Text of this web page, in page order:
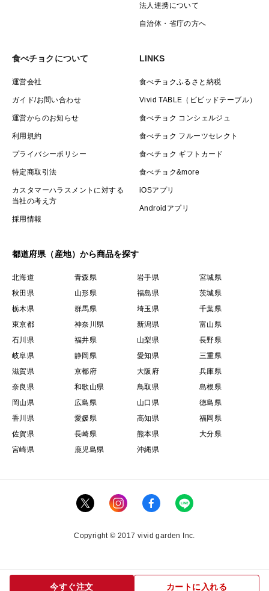
今すぐ注文 カートに入れる
法人連携について
自治体・省庁の方へ
食べチョクについて
運営会社
ガイド/お問い合わせ
運営からのお知らせ
利用規約
プライバシーポリシー
特定商取引法
カスタマーハラスメントに対する
当社の考え方
採用情報
LINKS
食べチョクふるさと納税
Vivid TABLE（ビビッドテーブル）
食べチョク コンシェルジュ
食べチョク フルーツセレクト
食べチョク ギフトカード
食べチョク&more
iOSアプリ
Androidアプリ
都道府県（産地）から商品を探す
北海道 青森県 岩手県
宮城県
秋田県
山形県 福島県
茨城県
栃木県
群馬県 埼玉県
千葉県
東京都
神奈川県 新潟県
富山県
石川県
福井県 山梨県
長野県
岐阜県
静岡県 愛知県
三重県
滋賀県
京都府 大阪府
兵庫県
奈良県
和歌山県 鳥取県
島根県
岡山県
広島県 山口県
徳島県
香川県
愛媛県 高知県
福岡県
佐賀県
長崎県 熊本県
大分県
宮崎県
鹿児島県 沖縄県
Copyright © 2017 vivid garden Inc.